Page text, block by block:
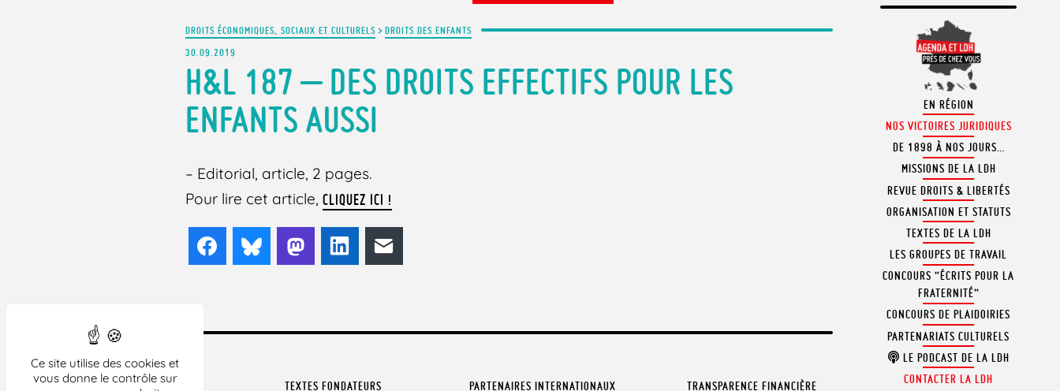
Ce site utilise des cookies et
vous donne le contrôle sur
DROITS ÉCONOMIQUES, SOCIAUX ET CULTURELS>DROITS DES ENFANTS
30.09.2019
H&L 187 – DES DROITS EFFECTIFS POUR LES
ENFANTS AUSSI
– Editorial, article, 2 pages.
Pour lire cet article,CLIQUEZ ICI !
FacebookBlueskyMastodonLinkedIn
TEXTES FONDATEURS PARTENAIRES INTERNATIONAUX TRANSPARENCE FINANCIÈRE
EN RÉGION
NOS VICTOIRES JURIDIQUES
DE 1898 À NOS JOURS…
MISSIONS DE LA LDH
REVUE DROITS & LIBERTÉS
ORGANISATION ET STATUTS
TEXTES DE LA LDH
LES GROUPES DE TRAVAIL
CONCOURS “ÉCRITS POUR LA
FRATERNITÉ”
CONCOURS DE PLAIDOIRIES
PARTENARIATS CULTURELS
LE PODCAST DE LA LDH
CONTACTER LA LDH